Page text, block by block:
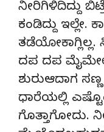
ನೀರಿಗಿಳಿದಿದ್ದು
ಕಂಡಿದ್ದು ಇಲ್ಲೇ.
ತಡೆಯೋಕಾಗ್ಲಿಲ್ಲ.
ದಪ ದಪ
ಶುರುಆದಾಗ
ಧಾರೆಯಲ್ಲಿ
ಗೊತ್ತಾಗೋದು.